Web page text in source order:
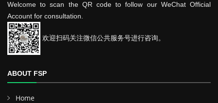
Welcome to scan the QR code to follow our WeChat Official
Account for consultation.
欢迎扫码关注微信公共服务号进行咨询。
ABOUT FSP
Home